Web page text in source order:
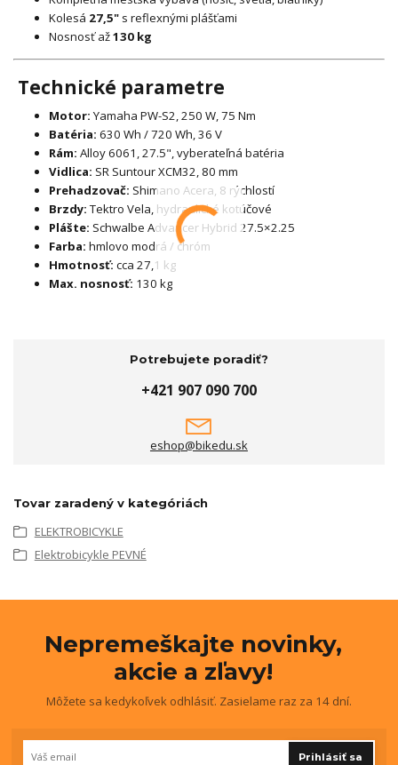
Kolesá 27,5" s reflexnými plášťami
Nosnosť až130 kg
Technické parametre
Motor: Yamaha PW-S2, 250 W, 75 Nm
Batéria: 630 Wh / 720 Wh, 36 V
Rám: Alloy 6061, 27.5", vyberateľná batéria
Vidlica: SR Suntour XCM32, 80 mm
Prehadzovač: Shimano Acera, 8 rýchlostí
Brzdy: Tektro Vela, hydraulické kotúčové
Plášte: Schwalbe Advancer Hybrid 27.5×2.25
Farba: hmlovo modrá / chróm
Hmotnosť: cca 27,1 kg
Max. nosnosť: 130 kg
Potrebujete poradiť?
+421 907 090 700
eshop@bikedu.sk
Tovar zaradený v kategóriách
ELEKTROBICYKLE
Elektrobicykle PEVNÉ
Nepremeškajte novinky,
akcie a zľavy!
Môžete sa kedykoľvek odhlásiť. Zasielame raz za 14 dní.
Prihlásiť sa